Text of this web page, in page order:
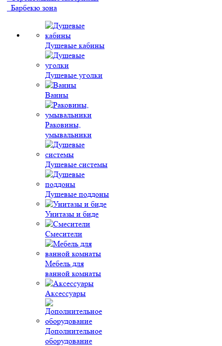
Барбекю зона
Душевые кабины
Душевые уголки
Ванны
Раковины,
умывальники
Душевые системы
Душевые поддоны
Унитазы и биде
Смесители
Мебель для
ванной комнаты
Аксессуары
Дополнительное
оборудование